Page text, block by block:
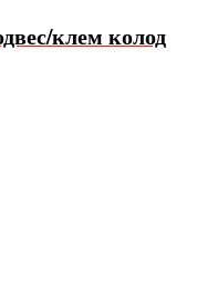
клем колод